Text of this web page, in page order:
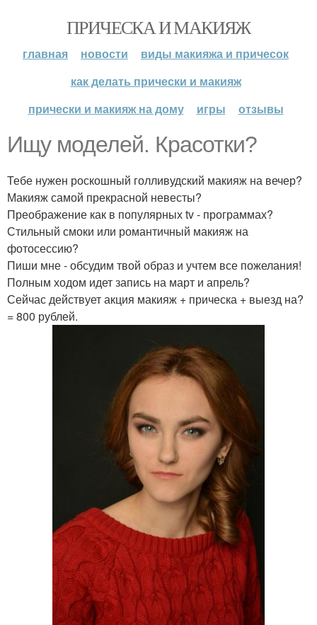
ПРИЧЕСКА И МАКИЯЖ
главная новости
виды макияжа и причесок
как делать прически и макияж
прически и макияж на дому
игры отзывы
Ищу моделей. Красотки?
Тебе нужен роскошный голливудский макияж на вечер?
Макияж самой прекрасной невесты?
Преображение как в популярных tv - программах?
Стильный смоки или романтичный макияж на
фотосессию?
Пиши мне - обсудим твой образ и учтем все пожелания!
Полным ходом идет запись на март и апрель?
Сейчас действует акция макияж + прическа + выезд на?
= 800 рублей.